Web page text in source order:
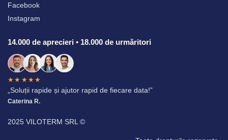
Facebook
Instagram
14.000 de aprecieri • 18.000 de urmăritori
★★★★★
„Soluții rapide și ajutor rapid de fiecare data!”
Caterina R.
2025 VILOTERM SRL ©